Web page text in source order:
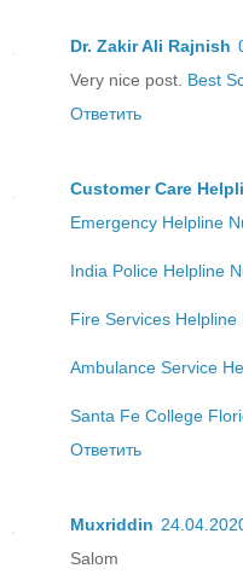
Dr. Zakir Ali Rajnish
Very nice post. Best
Ответить
Customer Care
Emergency Helpline
India Police Helpline
Fire Services Helpline
Ambulance Service
Santa Fe College
Ответить
Muxriddin
Salom